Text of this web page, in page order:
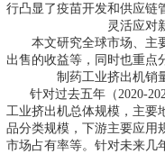
行凸显了疫苗开发和供应链
灵活应对
本文研究全球市场、主要
出售的收益等，同时也重点
制药工业挤出机销
针对过去五年（2020-
工业挤出机总体规模，主要
品分类规模，下游主要应用
市场占有率等。针对未来几